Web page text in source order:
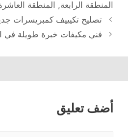
المنطقة الرابعة, المنطقة
تصليح تكيييف كمبريسرات
فني مكيفات خبرة طويلة في
أضف تعليق